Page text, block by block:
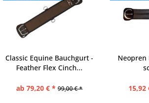
Classic Equine Bauchgurt -
Feather Flex Cinch...
ab 79,20 € * 99,00 € *
Neopren
15,92